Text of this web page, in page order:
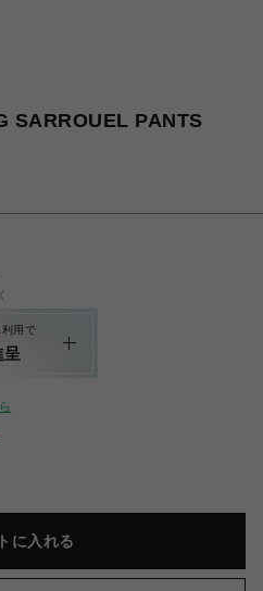
SARROUEL PANTS
用で
に入れる